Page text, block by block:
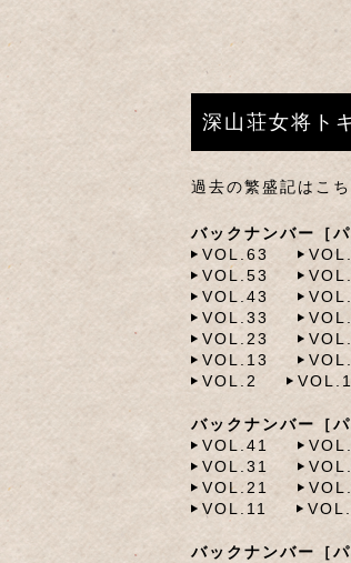
深山荘女将ト
過去の繁盛記はこ
バックナンバー［
VOL.63
VOL.53
VOL.43
VOL.33
VOL.23
VOL.13
VOL.2
VOL.1
バックナンバー［
VOL.41
VOL.31
VOL.21
VOL.11
バックナンバー［